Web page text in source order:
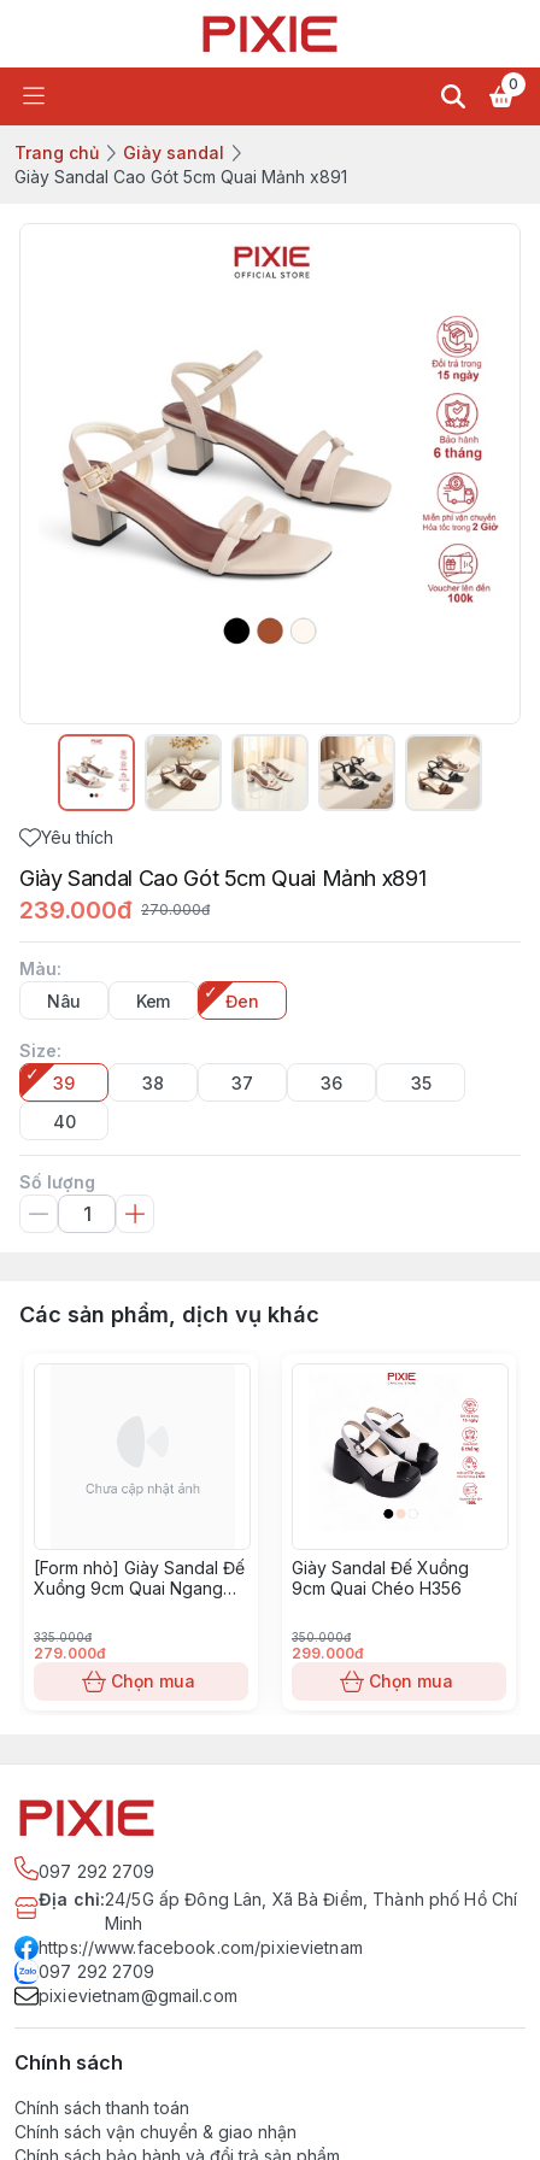
0
Trang chủ
Giày sandal
Giày Sandal Cao Gót 5cm Quai Mảnh x891
Yêu thích
Giày Sandal Cao Gót 5cm Quai Mảnh x891
239.000đ 270.000đ
Màu:
Nâu
Kem Đen
Size:
39
38 37 36
35
40
Số lượng
Các sản phẩm, dịch vụ khác
[Form nhỏ] Giày Sandal Đế
Xuồng 9cm Quai Ngang
335.000đ
279.000đ
Chọn mua
Giày Sandal Đế Xuồng
9cm Quai Chéo H356
350.000đ
299.000đ
Chọn mua
097 292 2709
Địa chỉ:24/5G ấp Đông Lân, Xã Bà Điểm, Thành phố Hồ Chí
Minh
https://www.facebook.com/pixievietnam
097 292 2709
pixievietnam@gmail.com
Chính sách
Chính sách thanh toán
Chính sách vận chuyển & giao nhận
Chính sách bảo hành và đổi trả sản phẩm